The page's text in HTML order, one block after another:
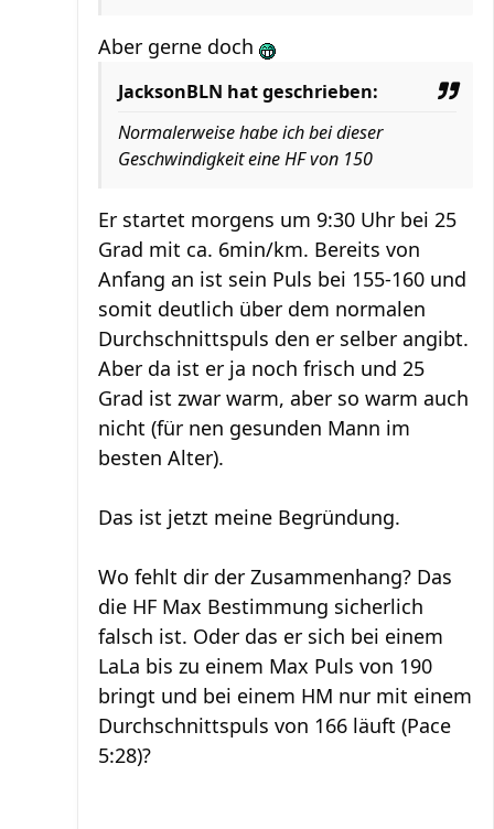
Aber gerne doch
JacksonBLN hat geschrieben:
Normalerweise habe ich bei dieser
Geschwindigkeit eine HF von 150
Er startet morgens um 9:30 Uhr bei 25
Grad mit ca. 6min/km. Bereits von
Anfang an ist sein Puls bei 155-160 und
somit deutlich über dem normalen
Durchschnittspuls den er selber angibt.
Aber da ist er ja noch frisch und 25
Grad ist zwar warm, aber so warm auch
nicht (für nen gesunden Mann im
besten Alter).
Das ist jetzt meine Begründung.
Wo fehlt dir der Zusammenhang? Das
die HF Max Bestimmung sicherlich
falsch ist. Oder das er sich bei einem
LaLa bis zu einem Max Puls von 190
bringt und bei einem HM nur mit einem
Durchschnittspuls von 166 läuft (Pace
5:28)?